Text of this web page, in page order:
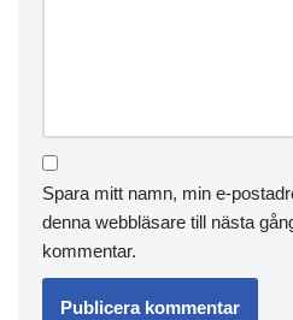
Spara mitt namn, min e-
denna webbläsare till nästa
kommentar.